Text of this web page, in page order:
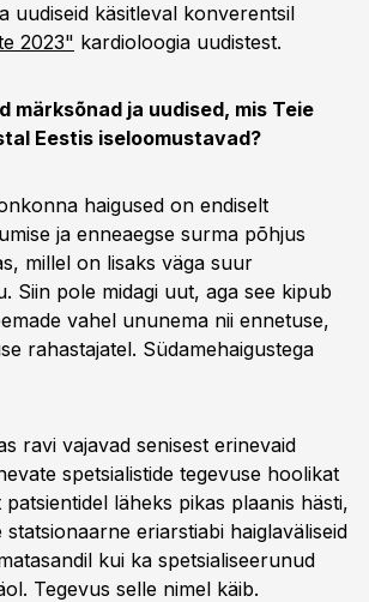
uudiseid käsitleval konverentsil
2023" kardioloogia uudistest.
märksõnad ja uudised, mis Teie
Eestis iseloomustavad?
haigused on endiselt
ja enneaegse surma põhjus
millel on lisaks väga suur
Siin pole midagi uut, aga see kipub
vahel ununema nii ennetuse,
rahastajatel. Südamehaigustega
ravi vajavad senisest erinevaid
spetsialistide tegevuse hoolikat
läheks pikas plaanis hästi,
eriarstiabi haiglaväliseid
kui ka spetsialiseerunud
Tegevus selle nimel käib.